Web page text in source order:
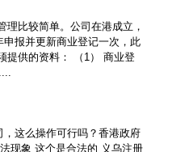
理比较简单。公司在港成立，
报并更新商业登记一次，此
提供的资料： （1） 商业登
这么操作可行吗？香港政府
现象 这个是合法的 义乌注册